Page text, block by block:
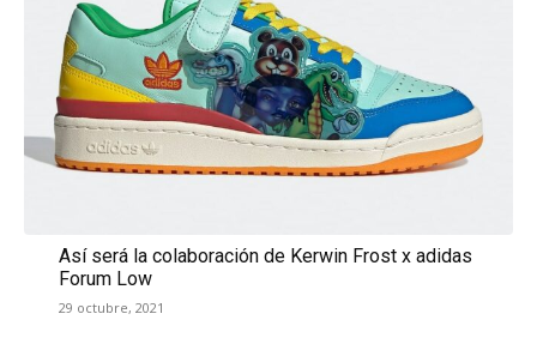
Así será la colaboración de Kerwin Frost x adidas
Forum Low
29 octubre, 2021